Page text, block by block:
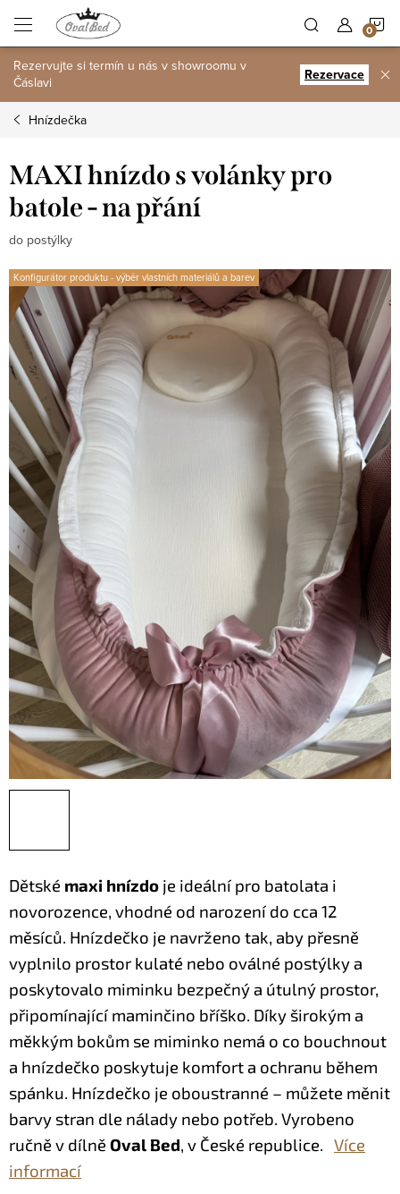
obsah
Rezervujte si termín u nás v showroomu v
Čáslavi
Rezervace
Hnízdečka
MAXI hnízdo s volánky pro
batole - na přání
do postýlky
Konfigurátor produktu - výběr vlastních materiálů a barev
Dětské maxi hnízdo je ideální pro batolata i
novorozence, vhodné od narození do cca 12
měsíců. Hnízdečko je navrženo tak, aby přesně
vyplnilo prostor kulaté nebo oválné postýlky a
poskytovalo miminku bezpečný a útulný prostor,
připomínající maminčino bříško. Díky širokým a
měkkým bokům se miminko nemá o co bouchnout
a hnízdečko poskytuje komfort a ochranu během
spánku. Hnízdečko je oboustranné – můžete měnit
barvy stran dle nálady nebo potřeb. Vyrobeno
ručně v dílně Oval Bed, v České republice. Více
informací